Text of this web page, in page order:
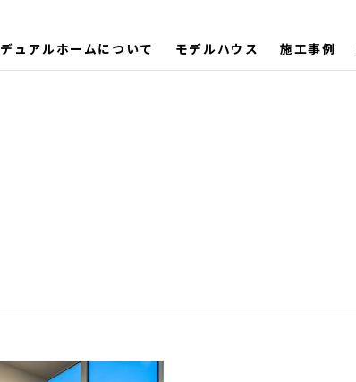
デュアルホームについて モデルハウス 施工事例